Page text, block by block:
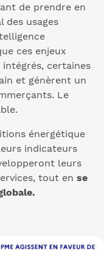
de prendre en
des usages
ces enjeux
certaines
et génèrent un
Le
énergétique
indicateurs
leurs
tout en se